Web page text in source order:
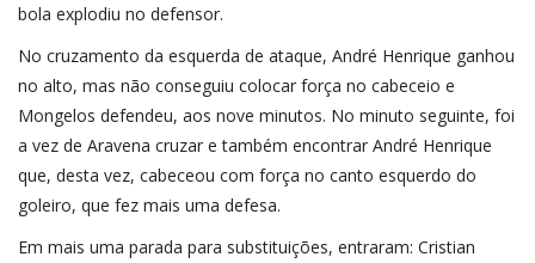
bola explodiu no defensor.
No cruzamento da esquerda de ataque, André Henrique ganhou
no alto, mas não conseguiu colocar força no cabeceio e
Mongelos defendeu, aos nove minutos. No minuto seguinte, foi
a vez de Aravena cruzar e também encontrar André Henrique
que, desta vez, cabeceou com força no canto esquerdo do
goleiro, que fez mais uma defesa.
Em mais uma parada para substituições, entraram: Cristian